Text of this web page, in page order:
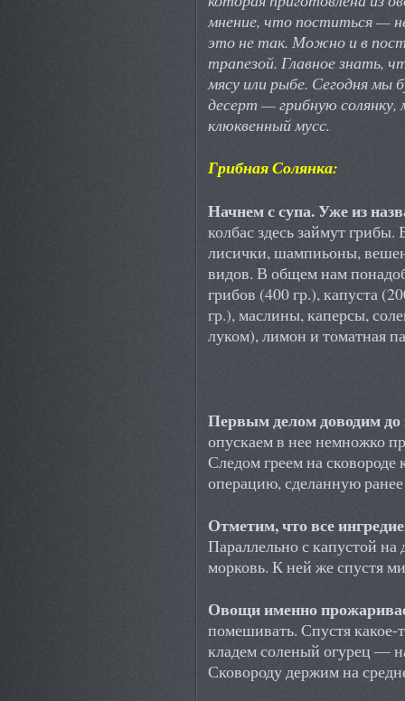
мнение, что поститься —
это не так. Можно и в
трапезой. Главное знать,
мясу или рыбе. Сегодня мы
десерт — грибную
клюквенный мусс.
Грибная Солянка:
Начнем с супа. Уже из
колбас здесь займут
лисички, шампиьоны,
видов. В общем нам
грибов (400 гр.), капуста
гр.), маслины, каперсы,
луком), лимон и томатная
Первым делом доводим до
опускаем в нее немножко
Следом греем на
операцию, сделанную
Отметим, что все
Параллельно с капустой
морковь. К ней же спустя
Овощи именно
помешивать. Спустя
кладем соленый огурец —
Сковороду держим на